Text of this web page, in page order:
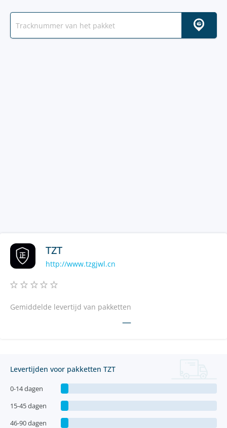
TZT
http://www.tzgjwl.cn
Gemiddelde levertijd van pakketten
—
Levertijden voor pakketten TZT
0-14 dagen
15-45 dagen
46-90 dagen